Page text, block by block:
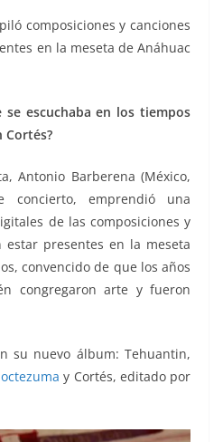
k
composiciones y canciones
en la meseta de Anáhuac
se escuchaba en los tiempos
Cortés?
Antonio Barberena (México,
concierto, emprendió una
de las composiciones y
presentes en la meseta
convencido de que los años
congregaron arte y fueron
su nuevo álbum: Tehuantin,
y Cortés, editado por